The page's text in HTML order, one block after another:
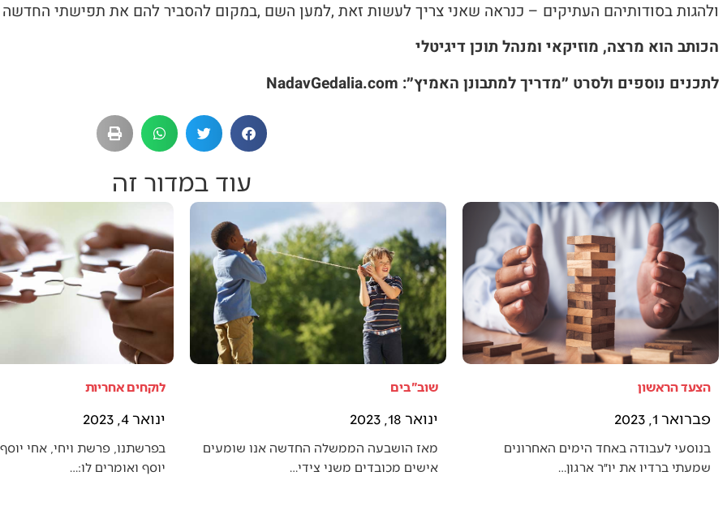
‬ולהגות‭ ‬בסודותיהם‭ ‬העתיקים‭ – ‬כנראה‭ ‬שאני‭ ‬צריך‭ ‬לעשות‭ ‬זאת‭, ‬למען‭ ‬השם‭, ‬במקום‭ ‬להסביר‭ ‬להם‭ ‬את‭ ‬תפישתי‭ ‬החדשה‭ ‬לגבי‭ ‬כל‭ ‬מה‭ ‬שמגניב‭. ‬
הכותב הוא מרצה, מוזיקאי ומנהל תוכן דיגיטלי
לתכנים נוספים ולסרט ״מדריך למתבונן האמיץ״: NadavGedalia.com
עוד במדור זה
הצעד הראשון
פברואר 1, 2023
בנוסעי לעבודה באחד הימים האחרונים
שמעתי ברדיו את יו״ר ארגון…
שוב"בים
ינואר 18, 2023
מאז הושבעה הממשלה החדשה אנו שומעים
אישים מכובדים משני צידי…
לוקחים אחריות
ינואר 4, 2023
בפרשתנו, פרשת ויחי, אחי
יוסף ואומרים לו:…